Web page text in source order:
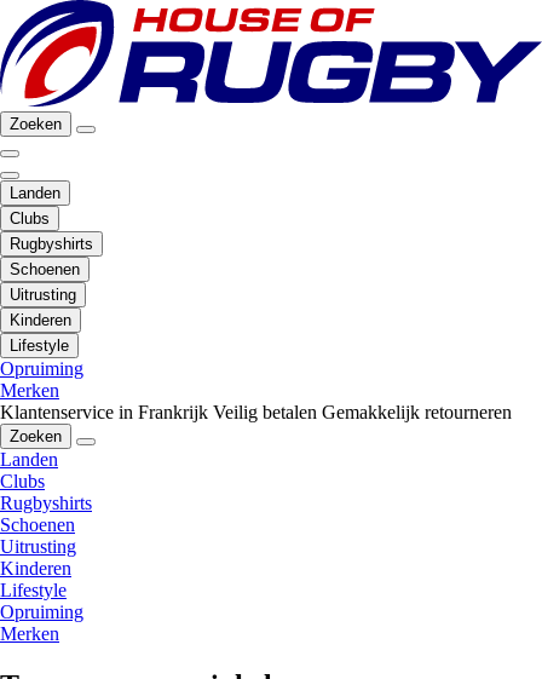
Zoeken
Landen
Clubs
Rugbyshirts
Schoenen
Uitrusting
Kinderen
Lifestyle
Opruiming
Merken
Klantenservice in Frankrijk Veilig betalen Gemakkelijk retourneren
Zoeken
Landen
Clubs
Rugbyshirts
Schoenen
Uitrusting
Kinderen
Lifestyle
Opruiming
Merken